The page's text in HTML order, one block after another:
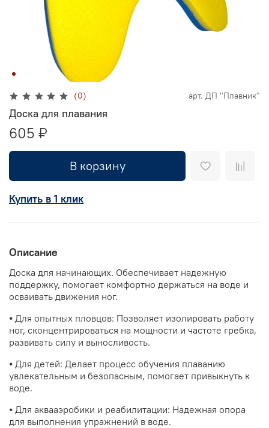
(0) арт. ДП "Плавник"
Доска для плавания
605 ₽
В корзину
Купить в 1 клик
Описание
Доска для начинающих. Обеспечивает надежную
поддержку, помогает комфортно держаться на воде и
осваивать движения ног.
⦁ Для опытных пловцов: Позволяет изолировать работу
ног, сконцентрироваться на мощности и частоте гребка,
развивать силу и выносливость.
⦁ Для детей: Делает процесс обучения плаванию
увлекательным и безопасным, помогает привыкнуть к
воде.
⦁ Для аквааэробики и реабилитации: Надежная опора
для выполнения упражнений в воде.